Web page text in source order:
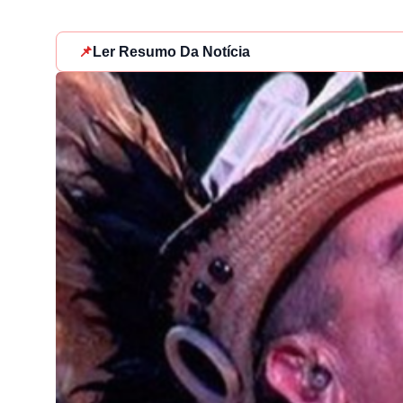
📌 Ler Resumo Da Notícia